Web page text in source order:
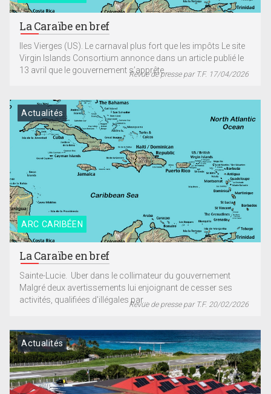
La Caraïbe en bref
Iles Vierges (US). Le carnaval plus fort que les impôts Le site
Virgin Islands Consortium annonce dans un article publié le
13 avril que le gouvernement s’apprête...Revue de presse par T.F. 17/04/2026
ARC CARIBÉEN
Actualités
La Caraïbe en bref
Sainte-Lucie. Uber dans le collimateur du gouvernement
Malgré deux avertissements lui enjoignant de cesser ses
activités, qualifiées d'illégales par...Revue de presse par T.F. 20/02/2026
Actualités